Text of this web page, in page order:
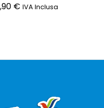
€ IVA Inclusa